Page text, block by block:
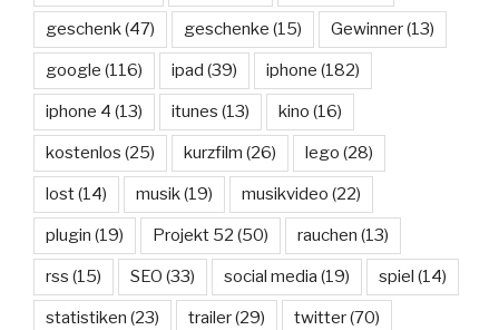
geschenk(47) geschenke (15) Gewinner(13)
google (116) ipad (39) iphone (182)
iphone 4 (13) itunes (13) kino (16)
kostenlos (25) kurzfilm (26) lego (28)
lost(14) musik(19) musikvideo (22)
plugin (19) Projekt 52 (50) rauchen (13)
rss (15) SEO (33) social media (19) spiel (14)
statistiken (23) trailer(29) twitter(70)